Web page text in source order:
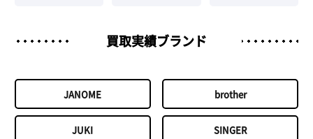
買取実績ブランド
JANOME brother
JUKI SINGER